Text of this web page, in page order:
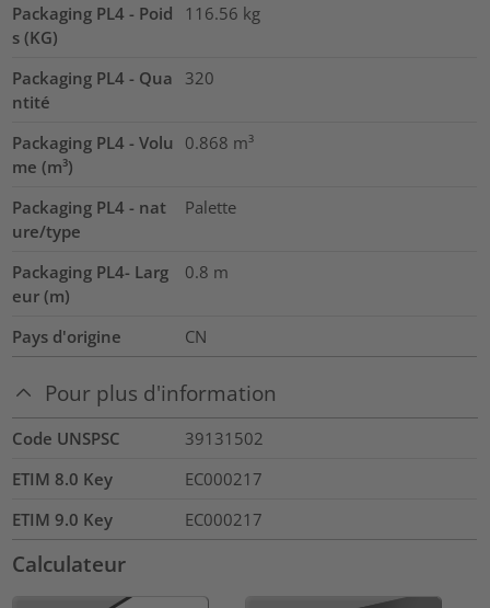
Packaging PL4 - Poid
s (KG)
116.56 kg
Packaging PL4 - Qua
ntité
320
Packaging PL4 - Volu
me (m³)
0.868 m³
Packaging PL4 - nat
ure/type
Palette
Packaging PL4- Larg
eur (m)
0.8 m
Pays d'origine CN
Pour plus d'information
Code UNSPSC
39131502
ETIM 8.0 Key
EC000217
ETIM 9.0 Key
EC000217
Calculateur